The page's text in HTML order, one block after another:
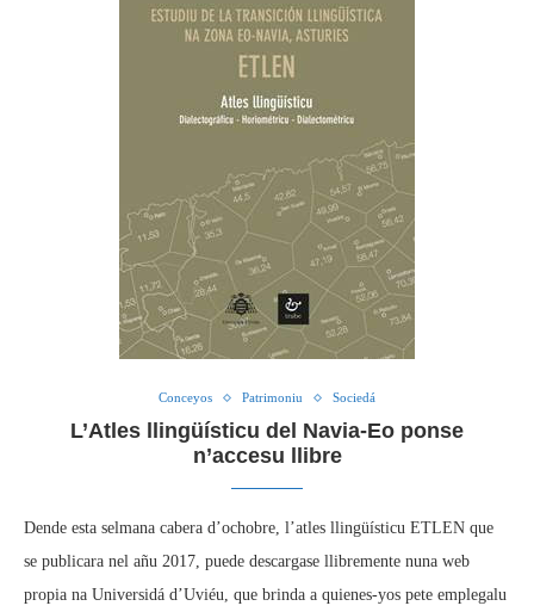
Conceyos Patrimoniu Sociedá
L’Atles llingüísticu del Navia-Eo ponse
n’accesu llibre
Dende esta selmana cabera d’ochobre, l’atles llingüísticu ETLEN que
se publicara nel añu 2017, puede descargase llibremente nuna web
propia na Universidá d’Uviéu, que brinda a quienes-yos pete emplegalu